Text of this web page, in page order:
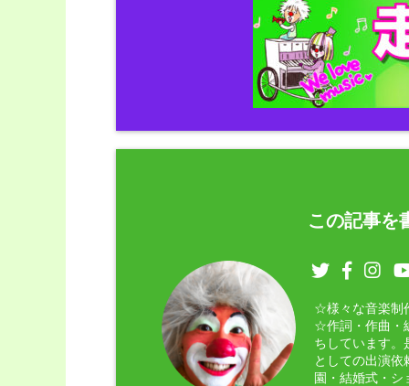
この記事を
☆様々な音楽制
☆作詞・作曲・
ちしています
としての出演
園・結婚式・